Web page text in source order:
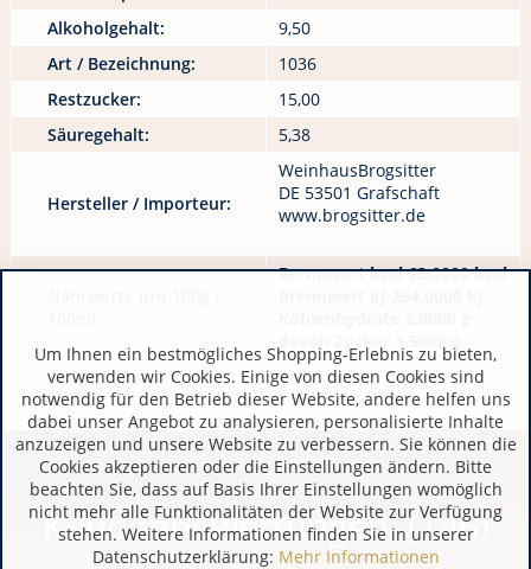
Alkoholgehalt:
9,50
Art / Bezeichnung:
1036
Restzucker:
15,00
Säuregehalt:
5,38
Hersteller / Importeur:
WeinhausBrogsitter
DE 53501 Grafschaft
www.brogsitter.de
Brennwert kcal 63,0000 kcal
Kundenbewertungen (146)
Um Ihnen ein bestmögliches Shopping-Erlebnis zu bieten,
verwenden wir Cookies. Einige von diesen Cookies sind
notwendig für den Betrieb dieser Website, andere helfen uns
dabei unser Angebot zu analysieren, personalisierte Inhalte
anzuzeigen und unsere Website zu verbessern. Sie können die
Cookies akzeptieren oder die Einstellungen ändern. Bitte
beachten Sie, dass auf Basis Ihrer Einstellungen womöglich
nicht mehr alle Funktionalitäten der Website zur Verfügung
stehen. Weitere Informationen finden Sie in unserer
Datenschutzerklärung: Mehr Informationen